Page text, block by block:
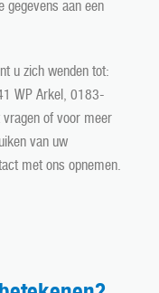
gegevens aan een
u zich wenden tot:
WP Arkel, 0183-
of voor meer
van uw
met ons opnemen.